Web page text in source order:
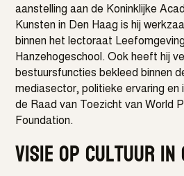
aanstelling aan de Koninklijke
Kunsten in Den Haag is hij
binnen het lectoraat
Hanzehogeschool. Ook heeft hij
bestuursfuncties bekleed binnen
mediasector, politieke ervaring en
de Raad van Toezicht van World
Foundation.
Visie op cultuur in